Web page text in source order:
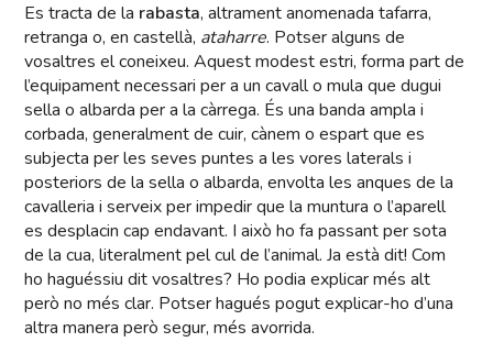
Es tracta de la rabasta, altrament anomenada tafarra,
retranga o, en castellà, ataharre. Potser alguns de
vosaltres el coneixeu. Aquest modest estri, forma part de
l’equipament necessari per a un cavall o mula que dugui
sella o albarda per a la càrrega. És una banda ampla i
corbada, generalment de cuir, cànem o espart que es
subjecta per les seves puntes a les vores laterals i
posteriors de la sella o albarda, envolta les anques de la
cavalleria i serveix per impedir que la muntura o l’aparell
es desplacin cap endavant. I això ho fa passant per sota
de la cua, literalment pel cul de l’animal. Ja està dit! Com
ho haguéssiu dit vosaltres? Ho podia explicar més alt
però no més clar. Potser hagués pogut explicar-ho d’una
altra manera però segur, més avorrida.